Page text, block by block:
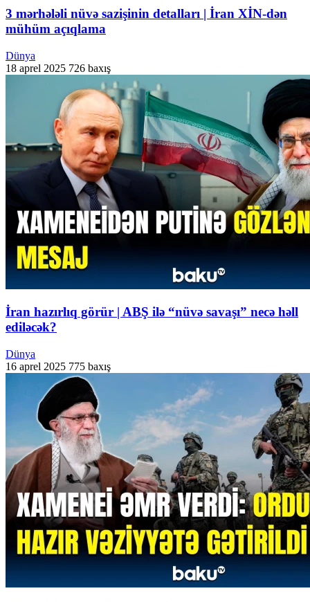
3 mərhələli nüvə sazişinin detalları | İran XİN-dən
mühüm açıqlama
Dünya
18 aprel 2025 726 baxış
İran hazırlıq görür | ABŞ ilə “nüvə savaşı” necə həll
ediləcək?
Dünya
16 aprel 2025 775 baxış